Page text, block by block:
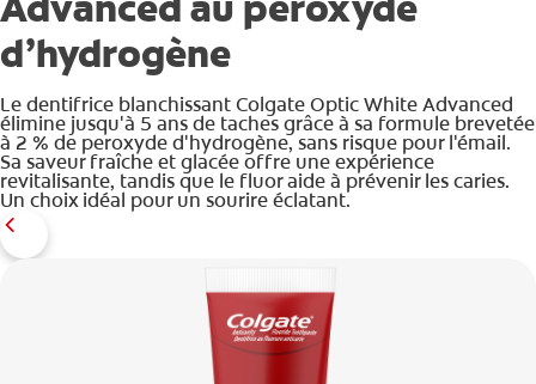
d’hydrogène
Le dentifrice blanchissant Colgate Optic White Advanced
élimine jusqu'à 5 ans de taches grâce à sa formule brevetée
à 2 % de peroxyde d'hydrogène, sans risque pour l'émail.
Sa saveur fraîche et glacée offre une expérience
revitalisante, tandis que le fluor aide à prévenir les caries.
Un choix idéal pour un sourire éclatant.